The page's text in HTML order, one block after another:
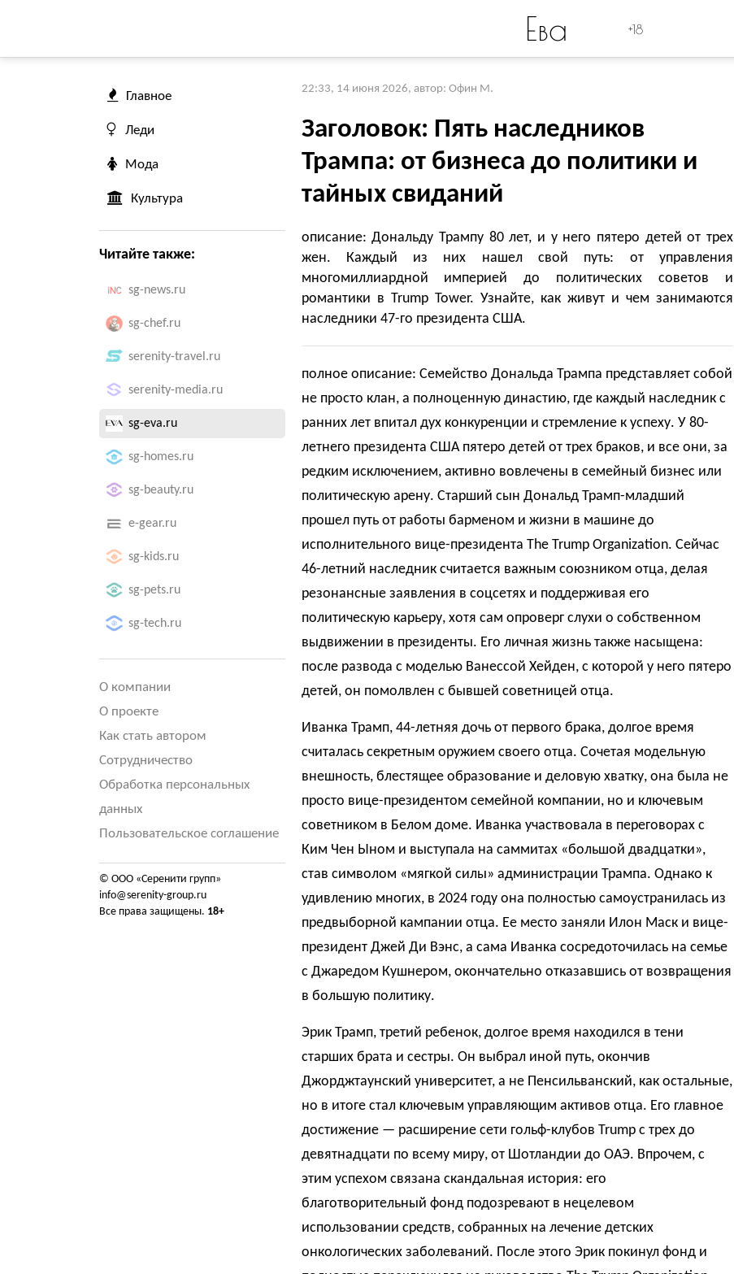
Ева +18
Главное
Леди
Мода
Культура
Читайте также:
sg-news.ru
sg-chef.ru
serenity-travel.ru
serenity-media.ru
sg-eva.ru
sg-homes.ru
sg-beauty.ru
e-gear.ru
sg-kids.ru
sg-pets.ru
sg-tech.ru
О компании
О проекте
Как стать автором
Сотрудничество
Обработка персональных
данных
Пользовательское соглашение
© ООО «Серенити групп»
info@serenity-group.ru
Все права защищены. 18+
22:33, 14 июня 2026, автор: Офин М.
Заголовок: Пять наследников
Трампа: от бизнеса до политики и
тайных свиданий
описание: Дональду Трампу 80 лет, и у него пятеро детей от трех
жен. Каждый из них нашел свой путь: от управления
многомиллиардной империей до политических советов и
романтики в Trump Tower. Узнайте, как живут и чем занимаются
наследники 47-го президента США.
полное описание: Семейство Дональда Трампа представляет собой
не просто клан, а полноценную династию, где каждый наследник с
ранних лет впитал дух конкуренции и стремление к успеху. У 80-
летнего президента США пятеро детей от трех браков, и все они, за
редким исключением, активно вовлечены в семейный бизнес или
политическую арену. Старший сын Дональд Трамп-младший
прошел путь от работы барменом и жизни в машине до
исполнительного вице-президента The Trump Organization. Сейчас
46-летний наследник считается важным союзником отца, делая
резонансные заявления в соцсетях и поддерживая его
политическую карьеру, хотя сам опроверг слухи о собственном
выдвижении в президенты. Его личная жизнь также насыщена:
после развода с моделью Ванессой Хейден, с которой у него пятеро
детей, он помолвлен с бывшей советницей отца.
Иванка Трамп, 44-летняя дочь от первого брака, долгое время
считалась секретным оружием своего отца. Сочетая модельную
внешность, блестящее образование и деловую хватку, она была не
просто вице-президентом семейной компании, но и ключевым
советником в Белом доме. Иванка участвовала в переговорах с
Ким Чен Ыном и выступала на саммитах «большой двадцатки»,
став символом «мягкой силы» администрации Трампа. Однако к
удивлению многих, в 2024 году она полностью самоустранилась из
предвыборной кампании отца. Ее место заняли Илон Маск и вице-
президент Джей Ди Вэнс, а сама Иванка сосредоточилась на семье
с Джаредом Кушнером, окончательно отказавшись от возвращения
в большую политику.
Эрик Трамп, третий ребенок, долгое время находился в тени
старших брата и сестры. Он выбрал иной путь, окончив
Джорджтаунский университет, а не Пенсильванский, как остальные,
но в итоге стал ключевым управляющим активов отца. Его главное
достижение — расширение сети гольф-клубов Trump с трех до
девятнадцати по всему миру, от Шотландии до ОАЭ. Впрочем, с
этим успехом связана скандальная история: его
благотворительный фонд подозревают в нецелевом
использовании средств, собранных на лечение детских
онкологических заболеваний. После этого Эрик покинул фонд и